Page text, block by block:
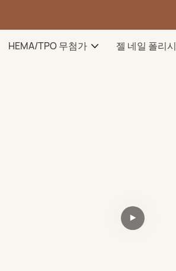
HEMA/TPO 무첨가 젤 네일 폴리시